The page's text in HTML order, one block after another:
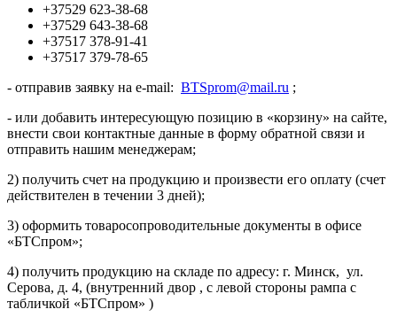
+37529 623-38-68
+37529 643-38-68
+37517 378-91-41
+37517 379-78-65
- отправив заявку на e-mail: BTSprom@mail.ru ;
- или добавить интересующую позицию в «корзину» на сайте,
внести свои контактные данные в форму обратной связи и
отправить нашим менеджерам;
2) получить счет на продукцию и произвести его оплату (счет
действителен в течении 3 дней);
3) оформить товаросопроводительные документы в офисе
«БТСпром»;
4) получить продукцию на складе по адресу: г. Минск, ул.
Серова, д. 4, (внутренний двор , с левой стороны рампа с
табличкой «БТСпром» )